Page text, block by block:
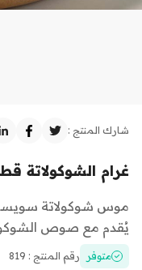
شارك المنتج :
غرام الشوكولاتة
موس شوكولاتة
يُقدم مع صوص
متوفر رقم المنتج : 819